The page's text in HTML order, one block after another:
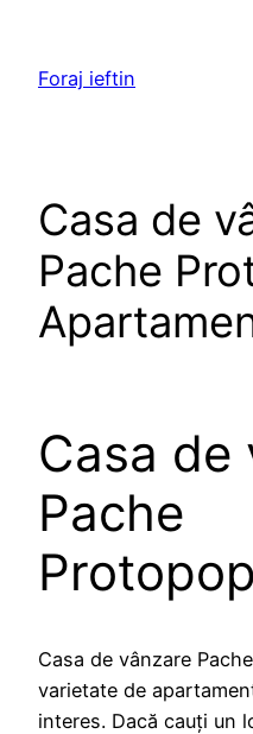
content
Foraj ieftin
Casa de
Pache
Casa de
Pache
Casa de vânzare
varietate de
interes. Dacă cauți un